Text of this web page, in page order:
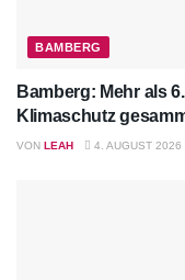
BAMBERG
Bamberg: Mehr als
Klimaschutz
VON LEAH 4. AUGUST 2026